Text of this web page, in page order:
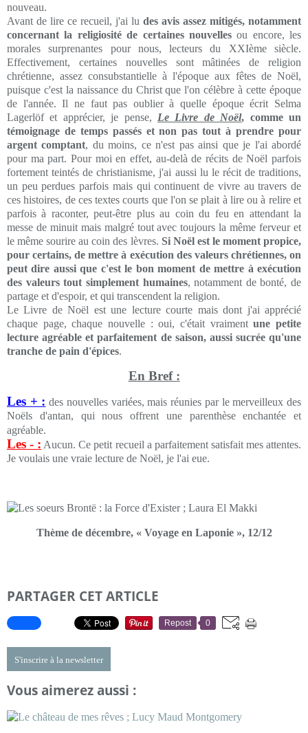
nouveau.
Avant de lire ce recueil, j'ai lu des avis assez mitigés, notamment
concernant la religiosité de certaines nouvellesou encore, les
morales surprenantes pour nous, lecteurs du XXIème siècle.
Effectivement, certaines nouvelles sont mâtinées de religion
chrétienne, assez consubstantielle à l'époque aux fêtes de Noël,
puisque c'est la naissance du Christ que l'on célèbre à cette époque
de l'année. Il ne faut pas oublier à quelle époque écrit Selma
Lagerlöf et apprécier, je pense, Le Livre de Noël, comme un
témoignage de temps passés et non pas tout à prendre pour
argent comptant, du moins, ce n'est pas ainsi que je l'ai abordé
pour ma part. Pour moi en effet, au-delà de récits de Noël parfois
fortement teintés de christianisme, j'ai aussi lu le récit de traditions,
un peu perdues parfois mais qui continuent de vivre au travers de
ces histoires, de ces textes courts que l'on se plait à lire ou à relire et
parfois à raconter, peut-être plus au coin du feu en attendant la
messe de minuit mais malgré tout avec toujours la même ferveur et
le même sourire au coin des lèvres. Si Noël est le moment propice,
pour certains, de mettre à exécution des valeurs chrétiennes, on
peut dire aussi que c'est le bon moment de mettre à exécution
des valeurs tout simplement humaines, notamment de bonté, de
partage et d'espoir, et qui transcendent la religion.
Le Livre de Noël est une lecture courte mais dont j'ai apprécié
chaque page, chaque nouvelle : oui, c'était vraimentune petite
lecture agréable et parfaitement de saison, aussi sucrée qu'une
tranche de pain d'épices.
En Bref :
Les + : des nouvelles variées, mais réunies par le merveilleux des
Noëls d'antan, qui nous offrent une parenthèse enchantée et
agréable.
Les - : Aucun. Ce petit recueil a parfaitement satisfait mes attentes.
Je voulais une vraie lecture de Noël, je l'ai eue.
Thème de décembre, « Voyage en Laponie », 12/12
PARTAGER CET ARTICLE
Repost 0
S'inscrire à la newsletter
Vous aimerez aussi :